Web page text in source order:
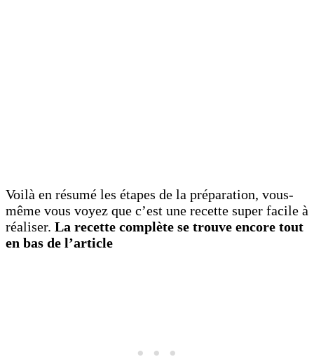
Voilà en résumé les étapes de la préparation, vous-
même vous voyez que c’est une recette super facile à
réaliser. La recette complète se trouve encore tout
en bas de l’article